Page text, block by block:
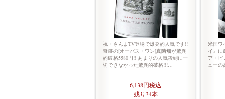
祝・さんまTV登場で爆発的人気です!!
奇跡の[オーパス・ワン]真隣畑が驚異
的破格5580円!! あまりの人気殺到に一
切できなかった驚異的破格!!!…
6,138円税込
残り34本
米国ワ
イ』に
ア・ピ
ュー